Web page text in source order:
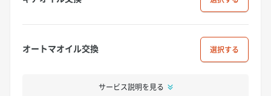
オートマオイル交換 選択
サービス説明を見る